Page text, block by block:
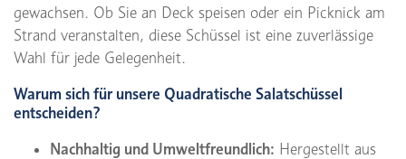
gewachsen. Ob Sie an Deck speisen oder ein Picknick am
Strand veranstalten, diese Schüssel ist eine zuverlässige
Wahl für jede Gelegenheit.
Warum sich für unsere Quadratische Salatschüssel
entscheiden?
Nachhaltig und Umweltfreundlich: Hergestellt aus